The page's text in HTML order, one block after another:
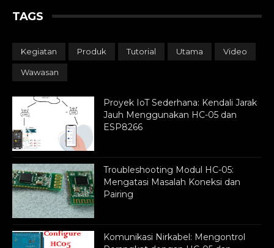
TAGS
Kegiatan Produk Tutorial Utama Video
Wawasan
Proyek IoT Sederhana: Kendali Jarak
Jauh Menggunakan HC-05 dan
ESP8266
Troubleshooting Modul HC-05:
Mengatasi Masalah Koneksi dan
Pairing
Komunikasi Nirkabel: Mengontrol